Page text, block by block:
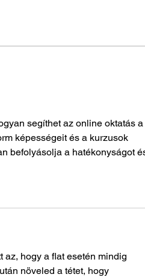
segíthet az online oktatás
képességeit és a kurzusok
befolyásolja a hatékonyságot
az, hogy a flat esetén mindig
növeled a tétet, hogy